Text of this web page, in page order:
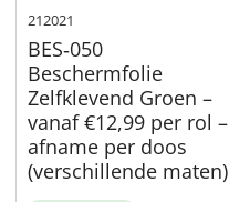
212021
BES‑050
Beschermfolie
Zelfklevend Groen –
vanaf €12,99 per rol –
afname per doos
(verschillende maten)